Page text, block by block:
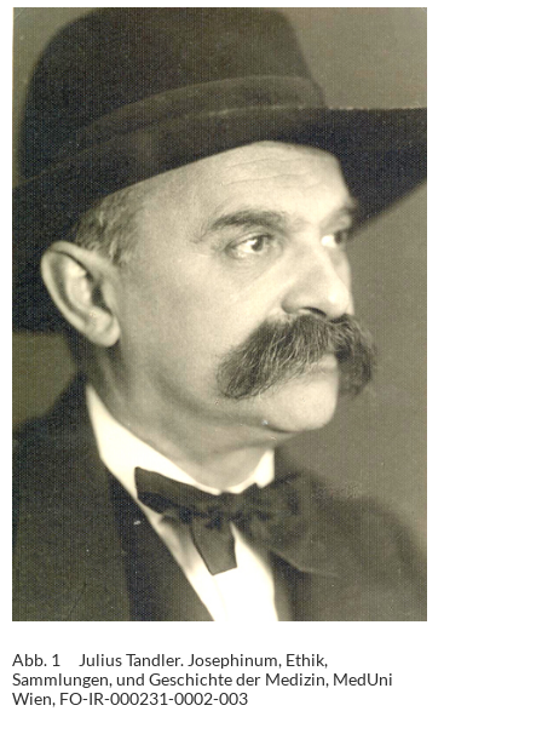
Abb. 1 Julius Tandler. Josephinum, Ethik,
Sammlungen, und Geschichte der Medizin, MedUni
Wien, FO-IR-000231-0002-003